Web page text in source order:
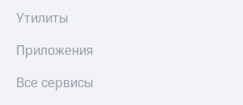
Утилиты
Приложения
Все сервисы